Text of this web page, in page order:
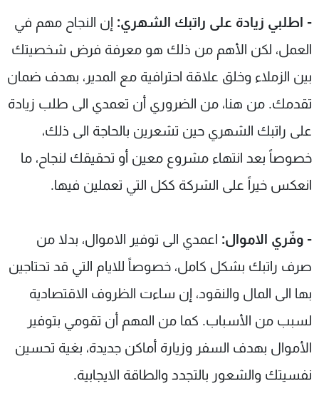
- اطلبي زيادة على راتبك الشهري: إن النجاح مهم في
العمل، لكن الأهم من ذلك هو معرفة فرض شخصيتك
بين الزملاء وخلق علاقة احترافية مع المدير، بهدف ضمان
تقدمك. من هنا، من الضروري أن تعمدي الى طلب زيادة
على راتبك الشهري حين تشعرين بالحاجة الى ذلك،
خصوصاً بعد انتهاء مشروع معين أو تحقيقك لنجاح، ما
انعكس خيراً على الشركة ككل التي تعملين فيها.
- وفّري الاموال: اعمدي الى توفير الاموال، بدلا من
صرف راتبك بشكل كامل، خصوصاً للايام التي قد تحتاجين
بها الى المال والنقود، إن ساءت الظروف الاقتصادية
لسبب من الأسباب. كما من المهم أن تقومي بتوفير
الأموال بهدف السفر وزيارة أماكن جديدة، بغية تحسين
نفسيتك والشعور بالتجدد والطاقة الايجابية.